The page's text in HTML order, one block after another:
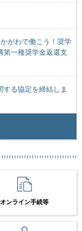
がわで働こう！奨学
第一種奨学金返還支
る協定を締結しま
オンライン手続等